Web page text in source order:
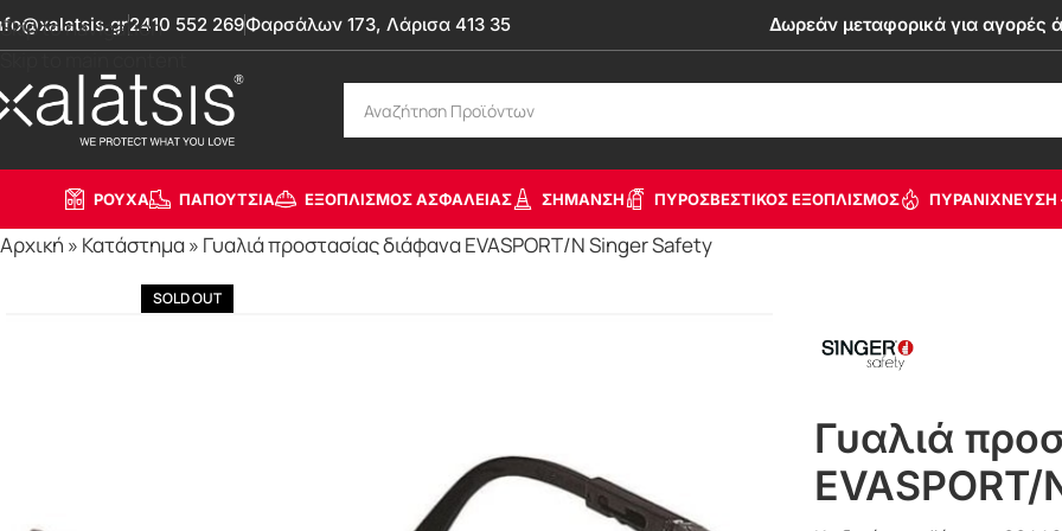
Skip to navigation
Skip to main content
2410 552 269Φαρσάλων 173, Λάρισα 413 35 Δωρεάν μεταφορικά για αγορές
ΡΟΥΧΑ ΠΑΠΟΥΤΣΙΑ ΕΞΟΠΛΙΣΜΟΣ ΑΣΦΑΛΕΙΑΣ ΣΗΜΑΝΣΗ ΠΥΡΟΣΒΕΣΤΙΚΟΣ ΕΞΟΠΛΙΣΜΟΣ ΠΥΡΑΝΙΧΝΕΥΣΗ
Αρχική » Κατάστημα» Γυαλιά προστασίας διάφανα EVASPORT/N Singer Safety
SOLD OUT
Γυαλιά